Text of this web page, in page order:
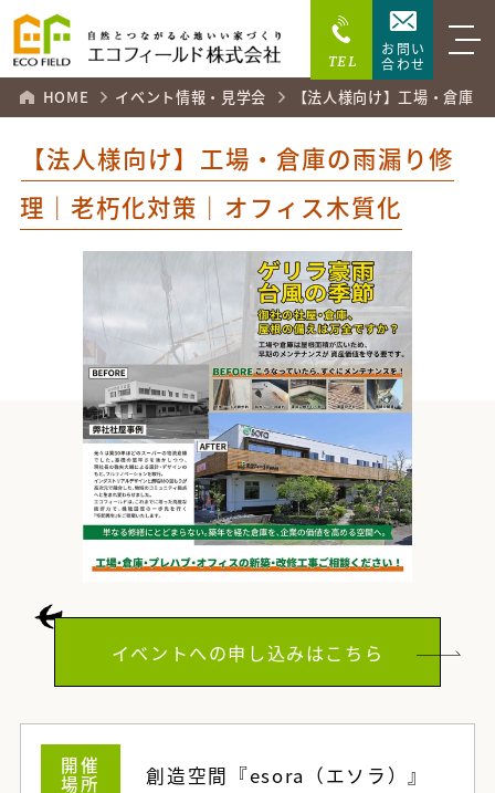
TEL
お問い
合わせ
HOME イベント情報・見学会 【法人様向け】工場・倉庫
【法人様向け】工場・倉庫の雨漏り修
理｜老朽化対策｜オフィス木質化
イベントへの申し込みはこちら
開催
場所 創造空間『esora（エソラ）』